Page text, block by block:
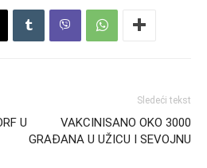
U
Sledeći tekst
VAKCINISANO OKO 3000
GRAĐANA U UŽICU I SEVOJNU